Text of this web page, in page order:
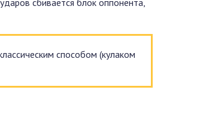
способом (кулаком